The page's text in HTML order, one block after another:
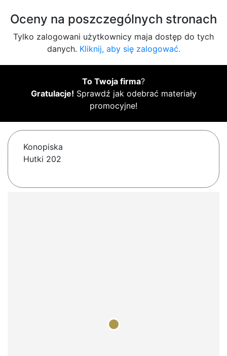
Oceny na poszczególnych stronach
Tylko zalogowani użytkownicy maja dostęp do tych
danych. Kliknij, aby się zalogować.
To Twoja firma?
Gratulacje! Sprawdź jak odebrać materiały
promocyjne!
Konopiska
Hutki 202